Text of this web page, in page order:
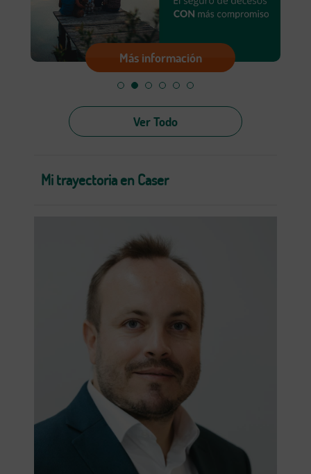
Más información
Ver Todo
Mi trayectoria en Caser